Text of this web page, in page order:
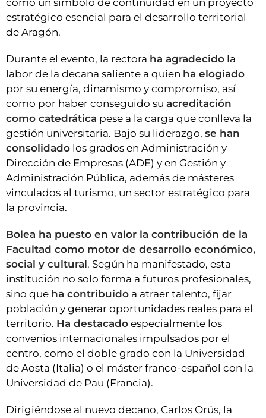
como un símbolo de continuidad en un proyecto
estratégico esencial para el desarrollo territorial
de Aragón.
Durante el evento, la rectora ha agradecido la
labor de la decana saliente a quien ha elogiado
por su energía, dinamismo y compromiso, así
como por haber conseguido su acreditación
como catedrática pese a la carga que conlleva la
gestión universitaria. Bajo su liderazgo, se han
consolidado los grados en Administración y
Dirección de Empresas (ADE) y en Gestión y
Administración Pública, además de másteres
vinculados al turismo, un sector estratégico para
la provincia.
Bolea ha puesto en valor la contribución de la
Facultad como motor de desarrollo económico,
social y cultural. Según ha manifestado, esta
institución no solo forma a futuros profesionales,
sino que ha contribuido a atraer talento, fijar
población y generar oportunidades reales para el
territorio. Ha destacado especialmente los
convenios internacionales impulsados por el
centro, como el doble grado con la Universidad
de Aosta (Italia) o el máster franco-español con la
Universidad de Pau (Francia).
Dirigiéndose al nuevo decano, Carlos Orús, la